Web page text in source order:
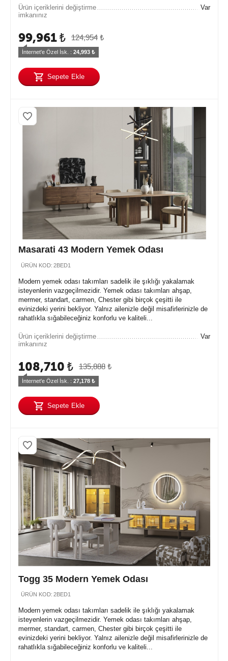
Ürün içeriklerini değiştirme
imkanınız
Var
124,954 ₺
99,961₺
İnternet'e Özel İsk. : 24,993 ₺
Sepete Ekle
Masarati 43 Modern Yemek Odası
ÜRÜN KOD: 2BED1
Modern yemek odası takımları sadelik ile şıklığı yakalamak
isteyenlerin vazgeçilmezidir. Yemek odası takımları ahşap,
mermer, standart, carmen, Chester gibi birçok çeşitti ile
evinizdeki yerini bekliyor. Yalnız ailenizle değil misafirlerinizle de
rahatlıkla sığabileceğiniz konforlu ve kaliteli...
Ürün içeriklerini değiştirme
imkanınız
Var
135,888 ₺
108,710 ₺
İnternet'e Özel İsk. : 27,178 ₺
Sepete Ekle
Togg 35 Modern Yemek Odası
ÜRÜN KOD: 2BED1
Modern yemek odası takımları sadelik ile şıklığı yakalamak
isteyenlerin vazgeçilmezidir. Yemek odası takımları ahşap,
mermer, standart, carmen, Chester gibi birçok çeşitti ile
evinizdeki yerini bekliyor. Yalnız ailenizle değil misafirlerinizle de
rahatlıkla sığabileceğiniz konforlu ve kaliteli...